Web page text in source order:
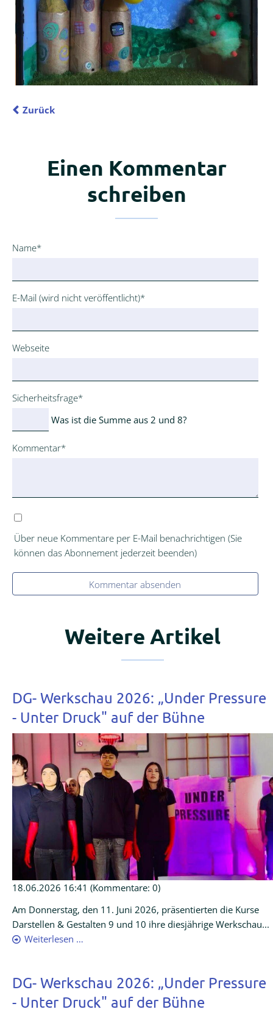
Zurück
Einen Kommentar
schreiben
Pflichtfeld
Name*
Pflichtfeld
E-Mail (wird nicht veröffentlicht)*
Webseite
Pflichtfeld
Sicherheitsfrage*
Was ist die Summe aus 2 und 8?
Pflichtfeld
Kommentar*
Über neue Kommentare per E-Mail benachrichtigen (Sie
können das Abonnement jederzeit beenden)
Kommentar absenden
Weitere Artikel
DG- Werkschau 2026: „Under Pressure
- Unter Druck" auf der Bühne
18.06.2026 16:41 (Kommentare: 0)
Am Donnerstag, den 11. Juni 2026, präsentierten die Kurse
Darstellen & Gestalten 9 und 10 ihre diesjährige Werkschau...
Weiterlesen …
DG- Werkschau 2026: „Under Pressure
- Unter Druck" auf der Bühne